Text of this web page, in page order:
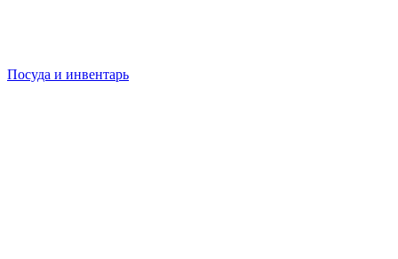
Посуда и инвентарь